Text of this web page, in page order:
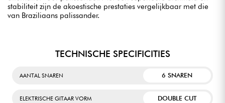
stabiliteit zijn de akoestische prestaties vergelijkbaar met die
van Braziliaans palissander.
TECHNISCHE SPECIFICITIES
AANTAL SNAREN 6 SNAREN
ELEKTRISCHE GITAAR VORM DOUBLE CUT